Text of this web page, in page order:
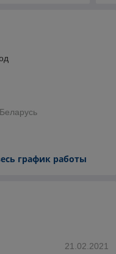
график работы
21.02.2021